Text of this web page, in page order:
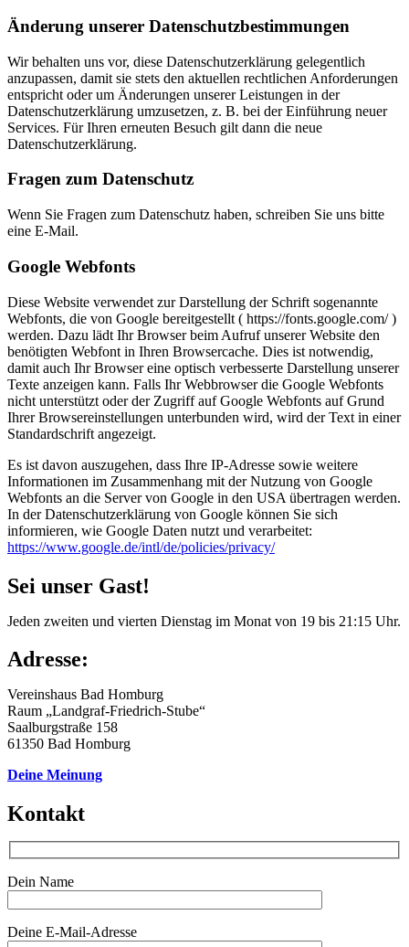
Änderung unserer Datenschutzbestimmungen
Wir behalten uns vor, diese Datenschutzerklärung gelegentlich
anzupassen, damit sie stets den aktuellen rechtlichen Anforderungen
entspricht oder um Änderungen unserer Leistungen in der
Datenschutzerklärung umzusetzen, z. B. bei der Einführung neuer
Services. Für Ihren erneuten Besuch gilt dann die neue
Datenschutzerklärung.
Fragen zum Datenschutz
Wenn Sie Fragen zum Datenschutz haben, schreiben Sie uns bitte
eine E-Mail.
Google Webfonts
Diese Website verwendet zur Darstellung der Schrift sogenannte
Webfonts, die von Google bereitgestellt ( https://fonts.google.com/ )
werden. Dazu lädt Ihr Browser beim Aufruf unserer Website den
benötigten Webfont in Ihren Browsercache. Dies ist notwendig,
damit auch Ihr Browser eine optisch verbesserte Darstellung unserer
Texte anzeigen kann. Falls Ihr Webbrowser die Google Webfonts
nicht unterstützt oder der Zugriff auf Google Webfonts auf Grund
Ihrer Browsereinstellungen unterbunden wird, wird der Text in einer
Standardschrift angezeigt.
Es ist davon auszugehen, dass Ihre IP-Adresse sowie weitere
Informationen im Zusammenhang mit der Nutzung von Google
Webfonts an die Server von Google in den USA übertragen werden.
In der Datenschutzerklärung von Google können Sie sich
informieren, wie Google Daten nutzt und verarbeitet:
https://www.google.de/intl/de/policies/privacy/
Sei unser Gast!
Jeden zweiten und vierten Dienstag im Monat von 19 bis 21:15 Uhr.
Adresse:
Vereinshaus Bad Homburg
Raum „Landgraf-Friedrich-Stube“
Saalburgstraße 158
61350 Bad Homburg
Deine Meinung
Kontakt
Dein Name
Deine E-Mail-Adresse